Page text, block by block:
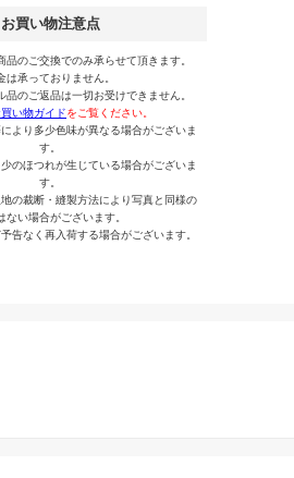
お買い物注意点
品のご交換でのみ承らせて頂きます。
は承っておりません。
品のご返品は一切お受けできません。
買い物ガイドをご覧ください。
より多少色味が異なる場合がございま
す。
のほつれが生じている場合がございま
す。
の裁断・縫製方法により写真と同様の
ない場合がございます。
告なく再入荷する場合がございます。